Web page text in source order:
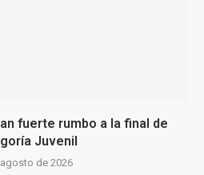
fuerte rumbo a la final de
Juvenil
de 2026